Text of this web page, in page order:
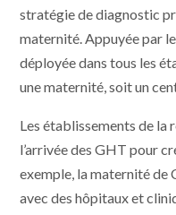
stratégie de diagnostic
maternité. Appuyée par
déployée dans tous les
une maternité, soit un
Les établissements de la
l’arrivée des GHT pour
exemple, la maternité de
avec des hôpitaux et